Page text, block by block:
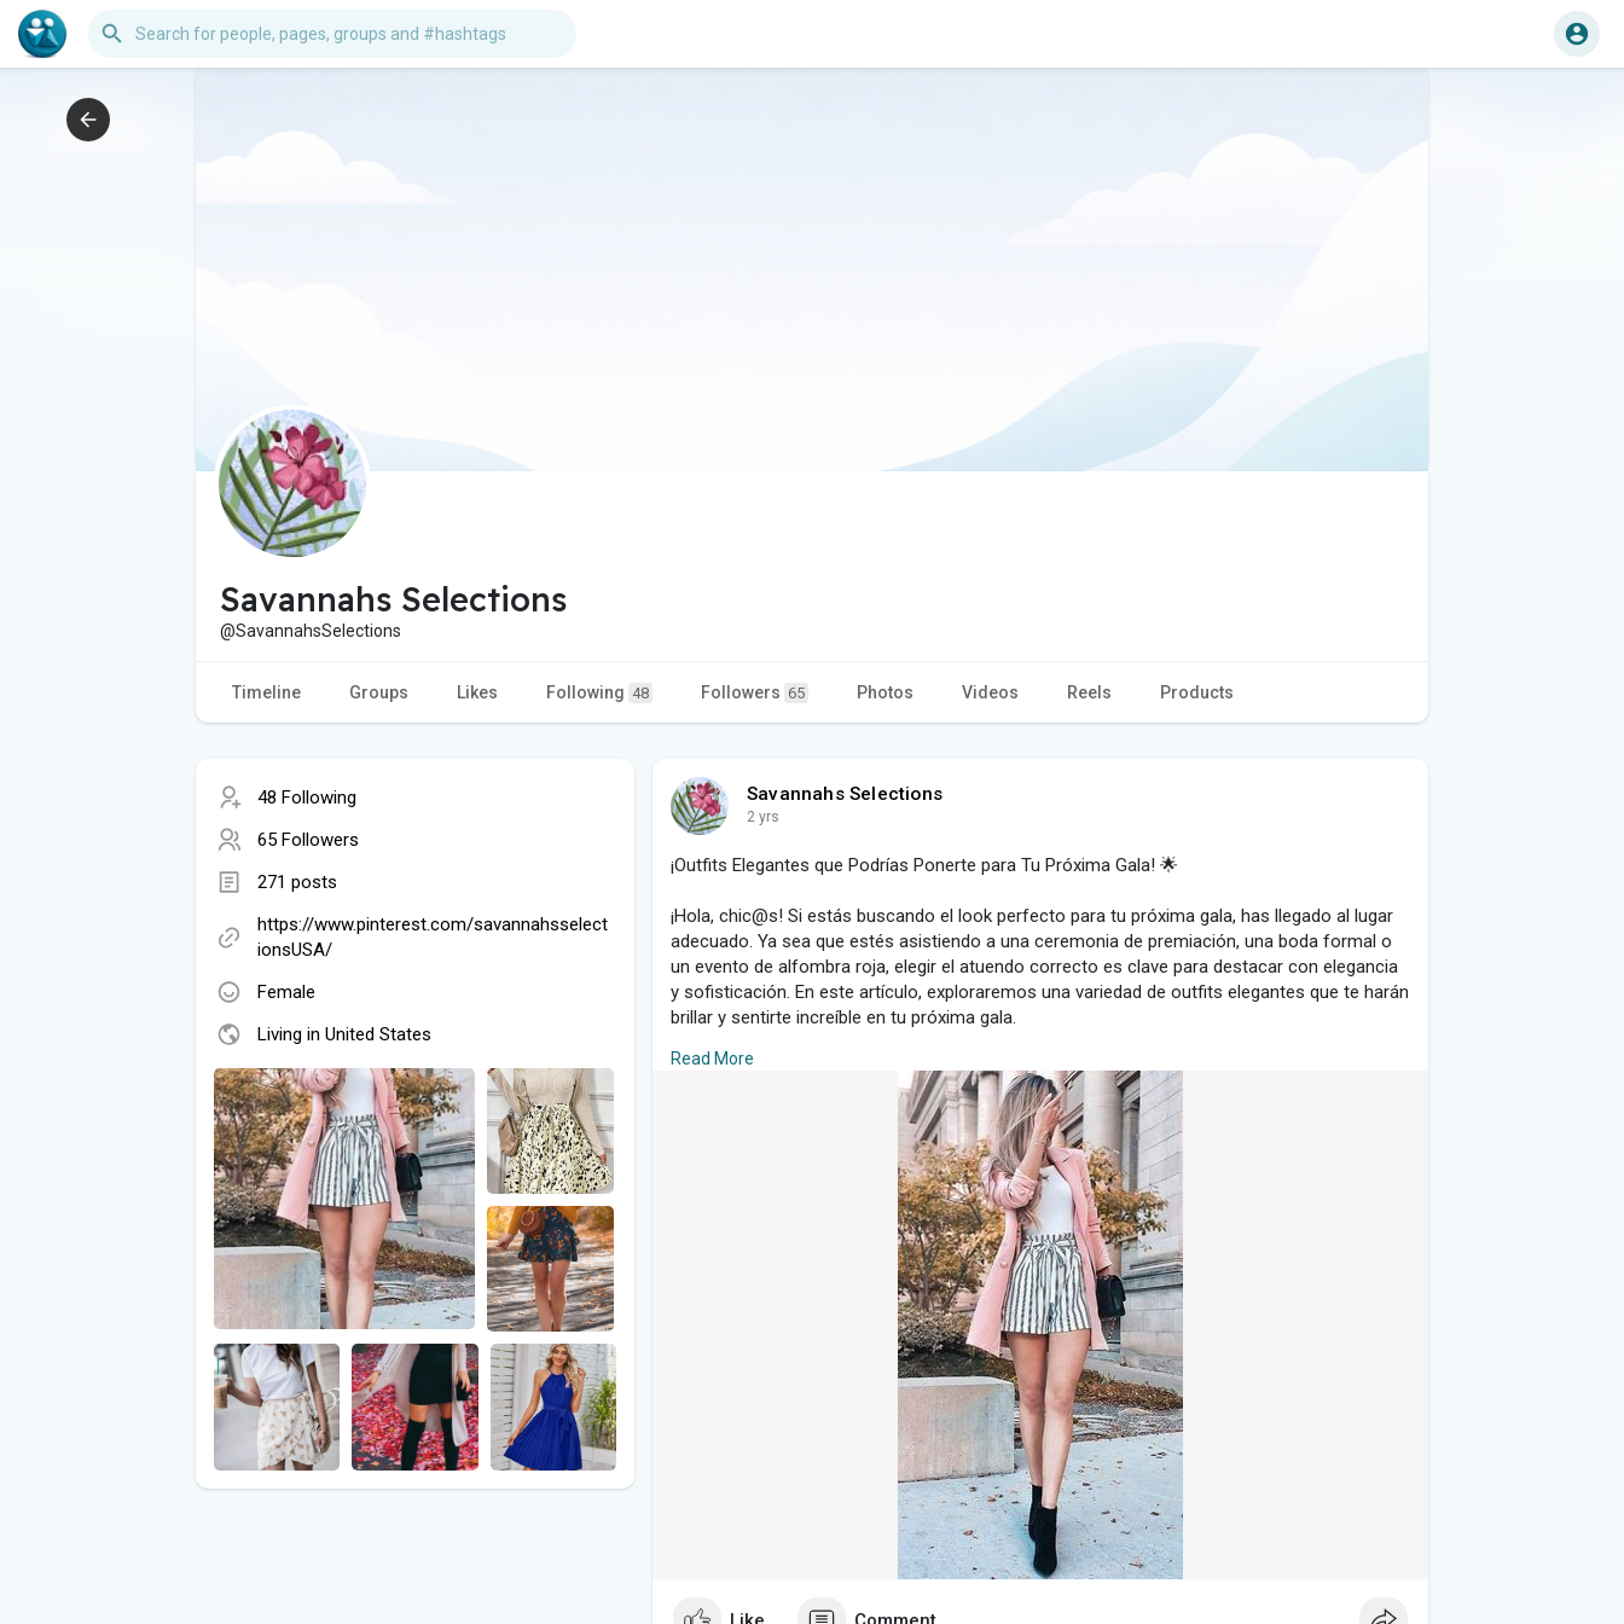
Savannahs Selections
@SavannahsSelections
Timeline Groups Likes Following 48 Followers 65 Photos Videos Reels Products
48 Following
65 Followers
271 posts
https://www.pinterest.com/savannahsselect
ionsUSA/
Female
Living in United States
Savannahs Selections
2 yrs
¡Outfits Elegantes que Podrías Ponerte para Tu Próxima Gala! 🌟
¡Hola, chic@s! Si estás buscando el look perfecto para tu próxima gala, has llegado al lugar
adecuado. Ya sea que estés asistiendo a una ceremonia de premiación, una boda formal o
un evento de alfombra roja, elegir el atuendo correcto es clave para destacar con elegancia
y sofisticación. En este artículo, exploraremos una variedad de outfits elegantes que te harán
brillar y sentirte increíble en tu próxima gala.
### **1. Vestido de Seda Largo**
* Un vestido largo de seda es sinónimo de elegancia atemporal. La
fluidez y el brillo natural de la seda aportan un toque de lujo que es perfecto para cualquier
* Opta por un diseño con detalles sofisticados, como un escote en
V o una espalda descubierta. Completa el look con tacones altos y joyería discreta para un
### **2. Conjunto de Dos Piezas**
* Un conjunto de dos piezas, que puede incluir una blusa de seda y
una falda a medida, ofrece una alternativa moderna y elegante al vestido tradicional. La clave
es la combinación perfecta de piezas que complementen tu figura.
* Elige colores clásicos como negro o azul marino para un look
atemporal. Añade un cinturón delgado para definir tu cintura y completa el conjunto con
sandalias de tiras y un clutch elegante.
Read More